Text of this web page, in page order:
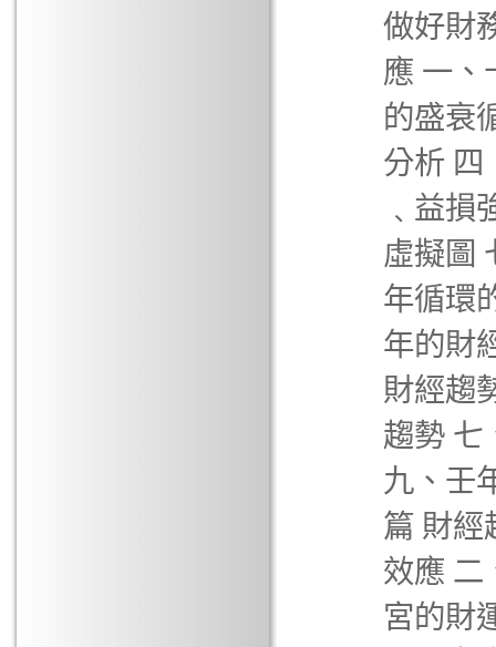
做好財
應 一、
的盛衰
分析 四
﹑益損
虛擬圖
年循環
年的財
財經趨
趨勢 七
九、壬
篇 財經
效應 二
宮的財